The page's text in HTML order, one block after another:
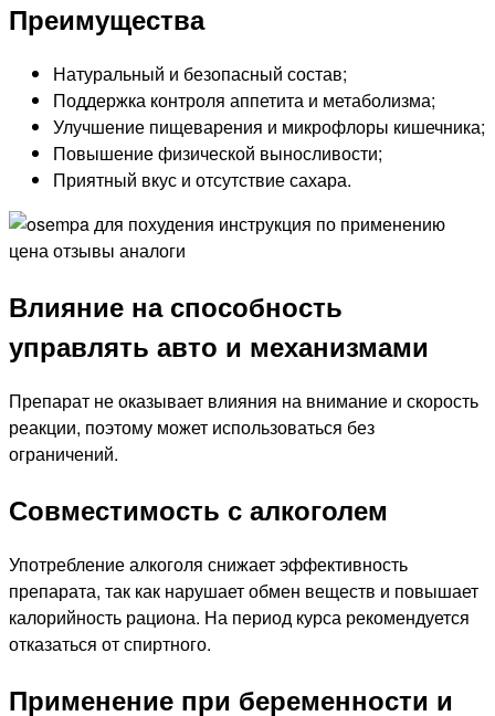
Преимущества
Натуральный и безопасный состав;
Поддержка контроля аппетита и метаболизма;
Улучшение пищеварения и микрофлоры кишечника;
Повышение физической выносливости;
Приятный вкус и отсутствие сахара.
Влияние на способность
управлять авто и механизмами
Препарат не оказывает влияния на внимание и скорость
реакции, поэтому может использоваться без
ограничений.
Совместимость с алкоголем
Употребление алкоголя снижает эффективность
препарата, так как нарушает обмен веществ и повышает
калорийность рациона. На период курса рекомендуется
отказаться от спиртного.
Применение при беременности и